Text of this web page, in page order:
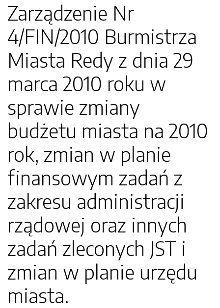
Zarządzenie Nr
4/FIN/2010 Burmistrza
Miasta Redy z dnia 29
marca 2010 roku w
sprawie zmiany
budżetu miasta na 2010
rok, zmian w planie
finansowym zadań z
zakresu administracji
rządowej oraz innych
zadań zleconych JST i
zmian w planie urzędu
miasta.